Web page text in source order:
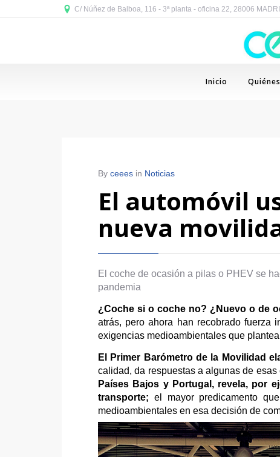
C/ Núñez de Balboa, 116 - 3ª planta - oficina 22, 28006
Inicio
By ceees in Noticias
El automóvil
nueva
El coche de ocasión a pilas o PHEV se
pandemia
¿Coche si o coche no? ¿Nuevo o de
atrás, pero ahora han recobrado fuerza
exigencias medioambientales que
El Primer Barómetro de la Movilidad
calidad, da respuestas a algunas de esas
Países Bajos y Portugal, revela, por
transporte; el mayor predicamento
medioambientales en esa decisión de